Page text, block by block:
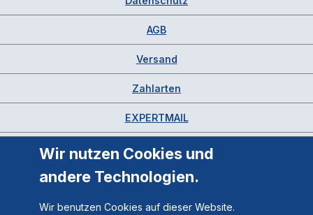
AGB
Versand
Zahlarten
EXPERTMAIL
Wir nutzen Cookies und
andere Technologien.
Wir benutzen Cookies auf dieser Website.